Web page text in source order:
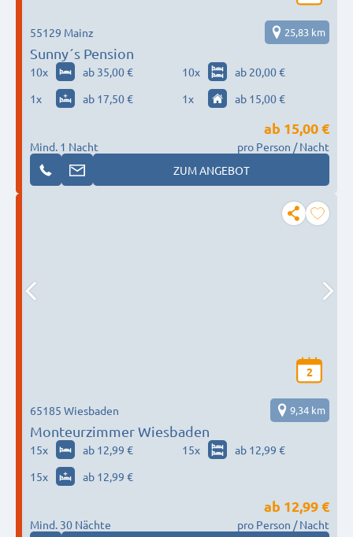
Sunny´s Pension
55129 Mainz 25,83 km
10x ab 35,00 € 10x
ab 20,00 €
1x ab 17,50 € 1x ab 15,00 €
Mind. 1 Nacht
ab 15,00 €
pro Person / Nacht
ZUM ANGEBOT
2
Monteurzimmer Wiesbaden
65185 Wiesbaden 9,34 km
15x ab 12,99 € 15x
ab 12,99 €
15x ab 12,99 €
Mind. 30 Nächte
ab 12,99 €
pro Person / Nacht